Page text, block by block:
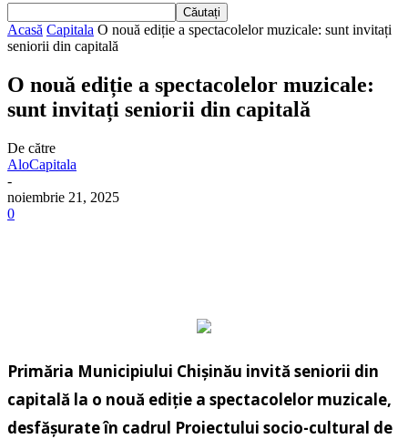
Acasă Capitala O nouă ediție a spectacolelor muzicale: sunt invitați
seniorii din capitală
O nouă ediție a spectacolelor muzicale:
sunt invitați seniorii din capitală
De către
AloCapitala
-
noiembrie 21, 2025
0
Primăria Municipiului Chișinău invită seniorii din
capitală la o nouă ediție a spectacolelor muzicale,
desfășurate în cadrul Proiectului socio-cultural de